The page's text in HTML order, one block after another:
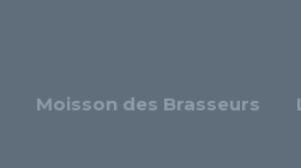
Moisson des Brasseurs